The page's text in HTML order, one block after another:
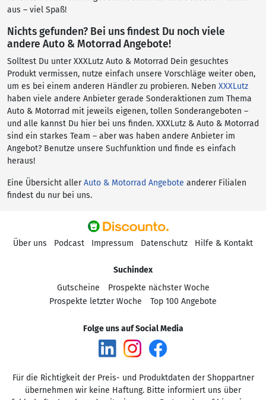
aus – viel Spaß!
Nichts gefunden? Bei uns findest Du noch viele
andere Auto & Motorrad Angebote!
Solltest Du unter XXXLutz Auto & Motorrad Dein gesuchtes
Produkt vermissen, nutze einfach unsere Vorschläge weiter oben,
um es bei einem anderen Händler zu probieren. Neben XXXLutz
haben viele andere Anbieter gerade Sonderaktionen zum Thema
Auto & Motorrad mit jeweils eigenen, tollen Sonderangeboten –
und alle kannst Du hier bei uns finden. XXXLutz & Auto & Motorrad
sind ein starkes Team – aber was haben andere Anbieter im
Angebot? Benutze unsere Suchfunktion und finde es einfach
heraus!
Eine Übersicht allerAuto & Motorrad Angebote anderer Filialen
findest du nur bei uns.
Über uns Podcast Impressum Datenschutz Hilfe & Kontakt
Suchindex
Gutscheine
Prospekte nächster Woche
Prospekte letzter Woche
Top 100 Angebote
Folge uns auf Social Media
Für die Richtigkeit der Preis- und Produktdaten der Shoppartner
übernehmen wir keine Haftung. Bitte informiert uns über